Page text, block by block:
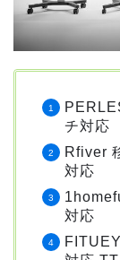
チ対応
Rfiver
対応
対応